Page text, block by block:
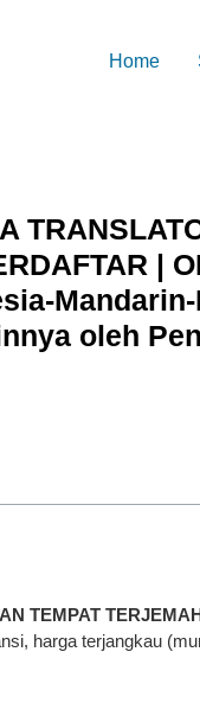
Home
|
oleh
TEMPAT
harga terjangkau